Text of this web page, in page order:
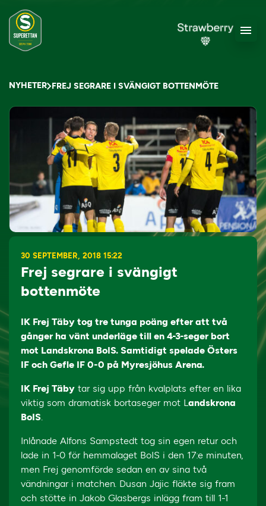
NYHETER FREJ SEGRARE I SVÄNGIGT BOTTENMÖTE
30 SEPTEMBER, 2018 15:22
Frej segrare i svängigt
bottenmöte
IK Frej Täby tog tre tunga poäng efter att två
gånger ha vänt underläge till en 4-3-seger bort
mot Landskrona BoIS. Samtidigt spelade Östers
IF och Gefle IF 0-0 på Myresjöhus Arena.
IK Frej Täby tar sig upp från kvalplats efter en lika
viktig som dramatisk bortaseger mot Landskrona
BoIS.
Inlånade Alfons Sampstedt tog sin egen retur och
lade in 1-0 för hemmalaget BoIS i den 17:e minuten,
men Frej genomförde sedan en av sina två
vändningar i matchen. Dusan Jajic fläkte sig fram
och stötte in Jakob Glasbergs inlägg fram till 1-1